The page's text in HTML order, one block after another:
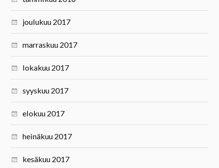
joulukuu 2017
marraskuu 2017
lokakuu 2017
syyskuu 2017
elokuu 2017
heinäkuu 2017
kesäkuu 2017